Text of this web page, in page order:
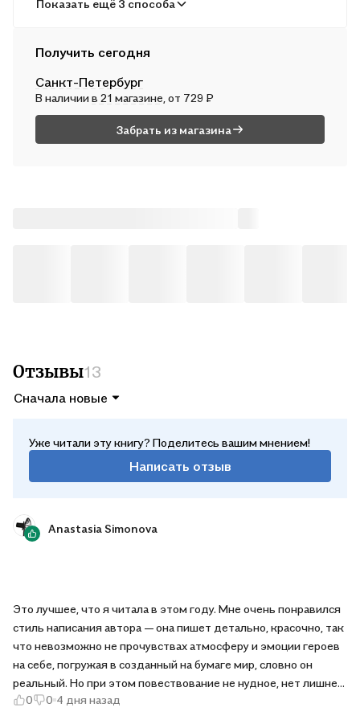
В пунктах выдачи
В пн, 10 августа — от 315 ₽
Почтой России
Во вт, 11 августа — от 519 ₽
Показать ещё 3 способа
Получить сегодня
Санкт-Петербург
В наличиив 21 магазине , от 729 ₽
Забрать из магазина
Отзывы13
Сначала новые
Уже читали эту книгу? Поделитесь вашим мнением!
Написать отзыв
Anastasia Simonova
Это лучшее, что я читала в этом году. Мне очень понравился
стиль написания автора — она пишет детально, красочно, так
что невозможно не прочувствах атмосферу и эмоции героев
на себе, погружая в созданный на бумаге мир, словно он
реальный. Но при этом повествование не нудное, нет лишней
воды, мне было интересно читать каждую строчку и не
0 0 4 дня назад